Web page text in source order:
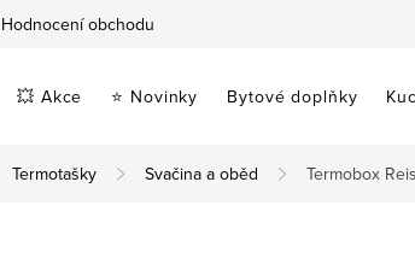
Hodnocení obchodu
💥 Akce ⭐ Novinky Bytové doplňky
Termotašky Svačina a oběd Termobox